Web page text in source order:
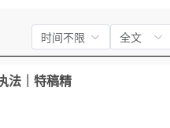
时间不限 全文
法｜特稿精